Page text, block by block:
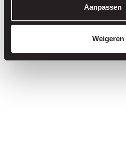
Aanpassen
Weigeren
Straatparkeren zonder